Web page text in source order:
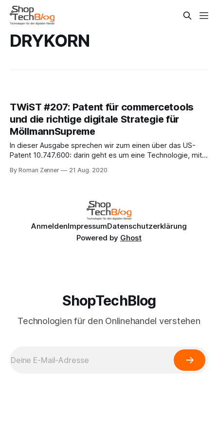
DRYKORN
TWiST #207: Patent für commercetools
und die richtige digitale Strategie für
MöllmannSupreme
In dieser Ausgabe sprechen wir zum einen über das US-
Patent 10.747.600: darin geht es um eine Technologie, mit
genauer gesagt, wie sich externe Serverless-Funktionen
By Roman Zenner 21 Aug. 2020
AnmeldenImpressumDatenschutzerklärung
Powered by Ghost
ShopTechBlog
Technologien für den Onlinehandel verstehen